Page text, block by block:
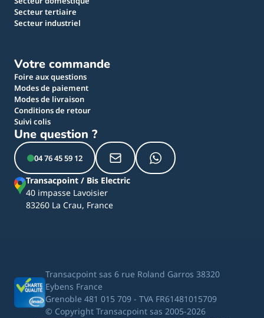
Secteur tertiaire
Secteur industriel
Votre commande
Foire aux questions
Modes de paiement
Modes de livraison
Conditions de retour
Suivi colis
Une question ?
04 76 45 59 12
Transacpoint / Bis Electric
40 impasse Lavoisier
83260 La Crau, France
Transacpoint sas 6 rue Roland Garros 38320
Eybens France
Grenoble 481 015 709 - TVA FR61481015709
© Copyright Transacpoint sas 2005-2026